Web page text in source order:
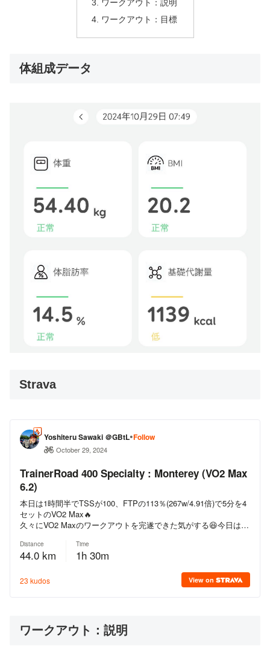
ワークアウト：説明
ワークアウト：目標
体組成データ
Strava
ワークアウト：説明